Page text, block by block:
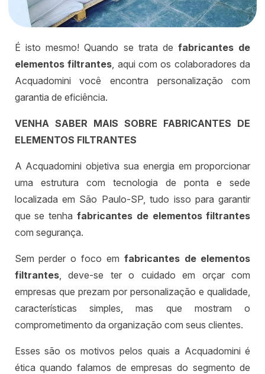
É isto mesmo! Quando se trata defabricantes de
elementos filtrantes , aqui com os colaboradores da
Acquadomini você encontra personalização com
garantia de eficiência.
VENHA SABER MAIS SOBRE FABRICANTES DE
ELEMENTOS FILTRANTES
A Acquadomini objetiva sua energia em proporcionar
uma estrutura com tecnologia de ponta e sede
localizada em São Paulo-SP, tudo isso para garantir
que se tenha fabricantes de elementos filtrantes
com segurança.
Sem perder o foco em fabricantes de elementos
filtrantes, deve-se ter o cuidado em orçar com
empresas que prezam por personalização e qualidade,
características simples, mas que mostram o
comprometimento da organização com seus clientes.
Esses são os motivos pelos quais a Acquadomini é
ética quando falamos de empresas do segmento de